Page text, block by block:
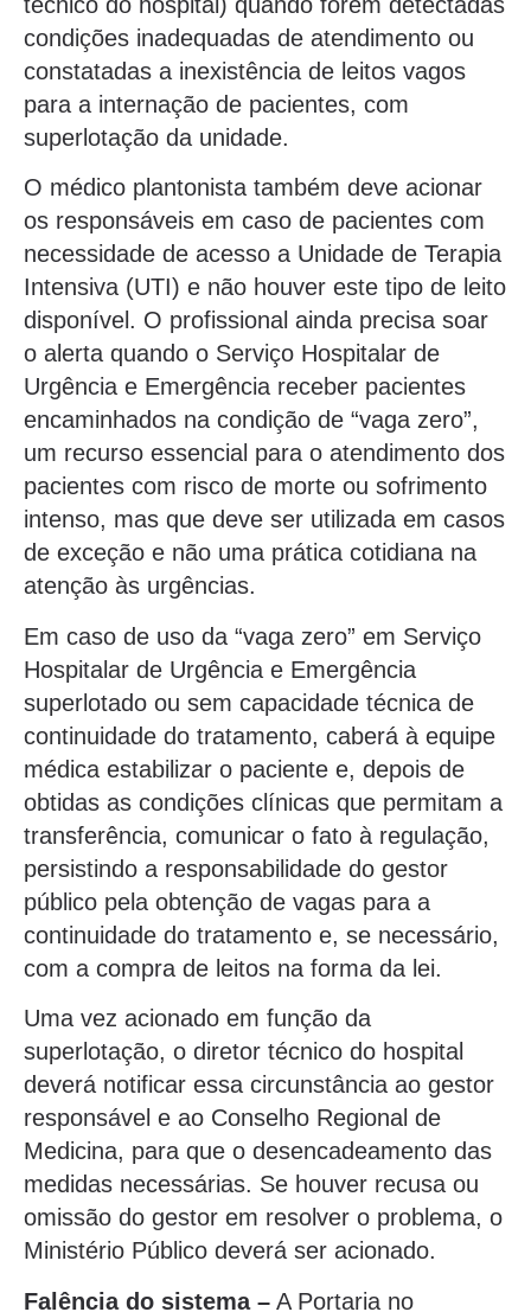
condições inadequadas de atendimento ou
constatadas a inexistência de leitos vagos
para a internação de pacientes, com
superlotação da unidade.
O médico plantonista também deve acionar
os responsáveis em caso de pacientes com
necessidade de acesso a Unidade de Terapia
Intensiva (UTI) e não houver este tipo de leito
disponível. O profissional ainda precisa soar
o alerta quando o Serviço Hospitalar de
Urgência e Emergência receber pacientes
encaminhados na condição de “vaga zero”,
um recurso essencial para o atendimento dos
pacientes com risco de morte ou sofrimento
intenso, mas que deve ser utilizada em casos
de exceção e não uma prática cotidiana na
atenção às urgências.
Em caso de uso da “vaga zero” em Serviço
Hospitalar de Urgência e Emergência
superlotado ou sem capacidade técnica de
continuidade do tratamento, caberá à equipe
médica estabilizar o paciente e, depois de
obtidas as condições clínicas que permitam a
transferência, comunicar o fato à regulação,
persistindo a responsabilidade do gestor
público pela obtenção de vagas para a
continuidade do tratamento e, se necessário,
com a compra de leitos na forma da lei.
Uma vez acionado em função da
superlotação, o diretor técnico do hospital
deverá notificar essa circunstância ao gestor
responsável e ao Conselho Regional de
Medicina, para que o desencadeamento das
medidas necessárias. Se houver recusa ou
omissão do gestor em resolver o problema, o
Ministério Público deverá ser acionado.
Falência do sistema – A Portaria no